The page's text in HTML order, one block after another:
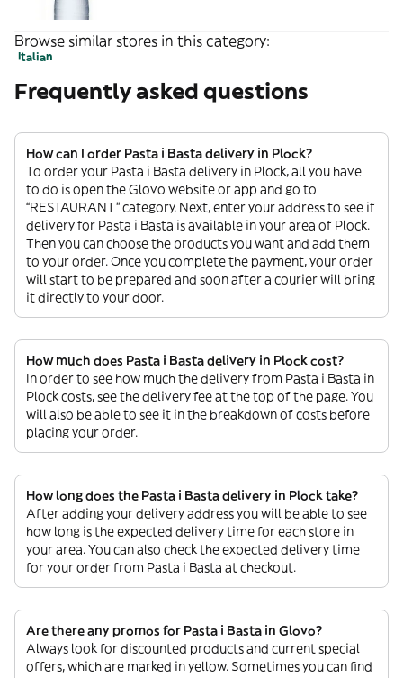
Browse similar stores in this category:
Italian
Frequently asked questions
How can I order Pasta i Basta delivery in Plock?
To order your Pasta i Basta delivery in Plock, all you have
to do is open the Glovo website or app and go to
“RESTAURANT” category. Next, enter your address to see if
delivery for Pasta i Basta is available in your area of Plock.
Then you can choose the products you want and add them
to your order. Once you complete the payment, your order
will start to be prepared and soon after a courier will bring
it directly to your door.
How much does Pasta i Basta delivery in Plock cost?
In order to see how much the delivery from Pasta i Basta in
Plock costs, see the delivery fee at the top of the page. You
will also be able to see it in the breakdown of costs before
placing your order.
How long does the Pasta i Basta delivery in Plock take?
After adding your delivery address you will be able to see
how long is the expected delivery time for each store in
your area. You can also check the expected delivery time
for your order from Pasta i Basta at checkout.
Are there any promos for Pasta i Basta in Glovo?
Always look for discounted products and current special
offers, which are marked in yellow. Sometimes you can find